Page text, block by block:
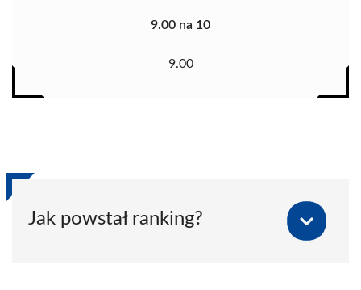
9.00 na 10
9.00
Jak powstał ranking?